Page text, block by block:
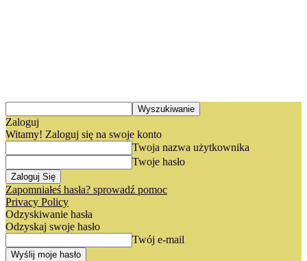
Zaloguj
Witamy! Zaloguj się na swoje konto
Twoja nazwa użytkownika
Twoje hasło
Zapomniałeś hasła? sprowadź pomoc
Privacy Policy
Odzyskiwanie hasła
Odzyskaj swoje hasło
Twój e-mail